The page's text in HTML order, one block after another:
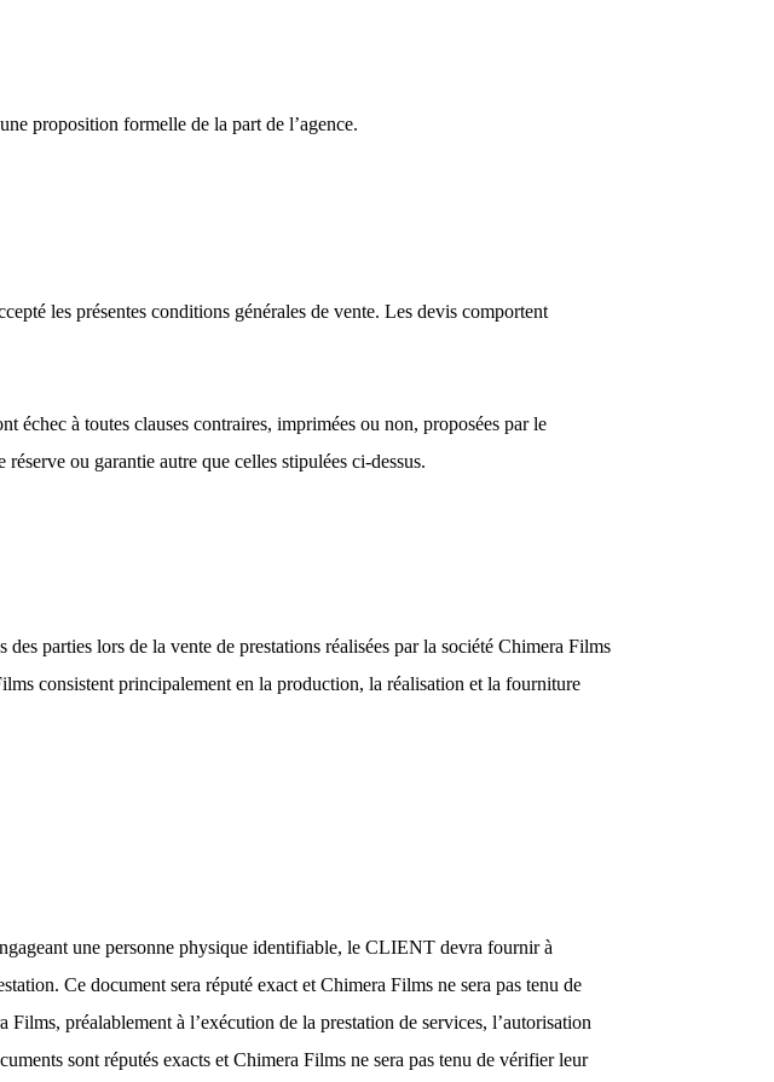
proposition formelle de la part de l’agence.
les présentes conditions générales de vente. Les devis comportent
échec à toutes clauses contraires, imprimées ou non, proposées par le
ou garantie autre que celles stipulées ci-dessus.
parties lors de la vente de prestations réalisées par la société Chimera Films
consistent principalement en la production, la réalisation et la fourniture
une personne physique identifiable, le CLIENT devra fournir à
Ce document sera réputé exact et Chimera Films ne sera pas tenu de
préalablement à l’exécution de la prestation de services, l’autorisation
sont réputés exacts et Chimera Films ne sera pas tenu de vérifier leur